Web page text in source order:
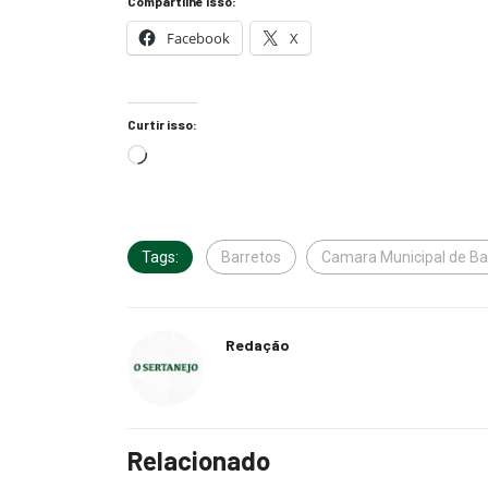
Facebook X
Curtir isso:
Tags: Barretos Camara Municipal de
Redação
Relacionado